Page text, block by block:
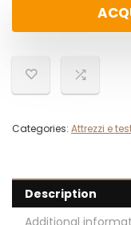
Categories: Attrezzi e
Description